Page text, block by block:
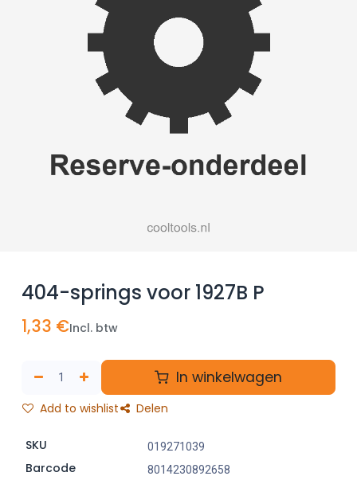
404-springs voor 1927B P
1,33 €Incl. btw
In winkelwagen
Add to wishlist Delen
SKU 019271039
Barcode
8014230892658